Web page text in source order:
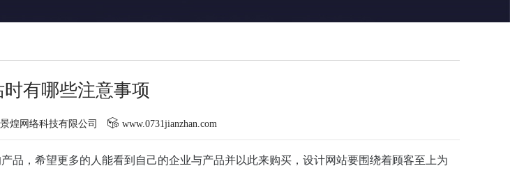
有哪些注意事项
煌网络科技有限公司 www.0731jianzhan.com
品，希望更多的人能看到自己的企业与产品并以此来购买，设计网站要围绕着顾客至上为